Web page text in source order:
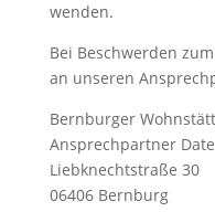
wenden.
Bei Beschwerden
an unseren
Bernburger
Ansprechpartner
Liebknechtstraße 30
06406 Bernburg